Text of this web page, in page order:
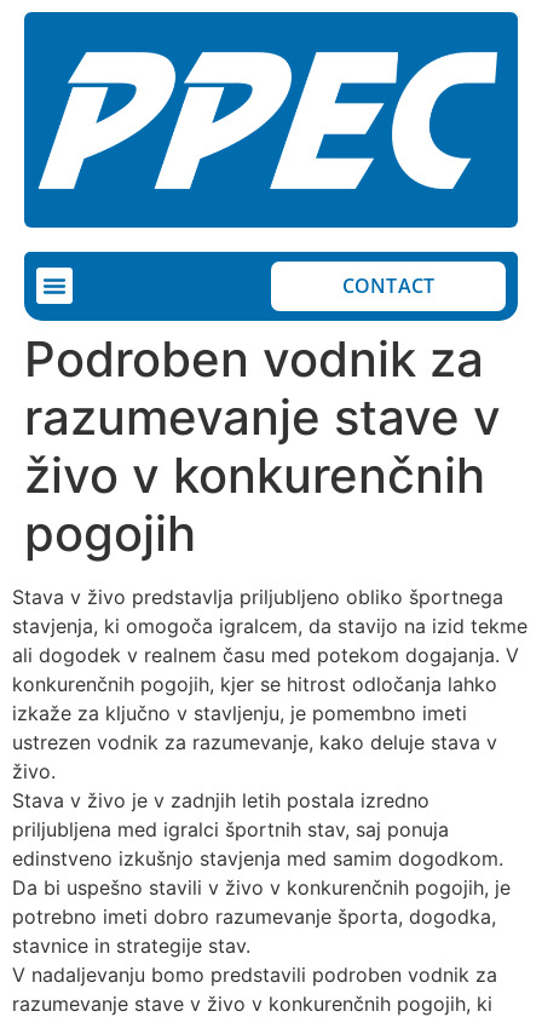
CONTACT
Podroben vodnik za
razumevanje stave v
živo v konkurenčnih
pogojih
Stava v živo predstavlja priljubljeno obliko športnega
stavjenja, ki omogoča igralcem, da stavijo na izid tekme
ali dogodek v realnem času med potekom dogajanja. V
konkurenčnih pogojih, kjer se hitrost odločanja lahko
izkaže za ključno v stavljenju, je pomembno imeti
ustrezen vodnik za razumevanje, kako deluje stava v
živo.
Stava v živo je v zadnjih letih postala izredno
priljubljena med igralci športnih stav, saj ponuja
edinstveno izkušnjo stavjenja med samim dogodkom.
Da bi uspešno stavili v živo v konkurenčnih pogojih, je
potrebno imeti dobro razumevanje športa, dogodka,
stavnice in strategije stav.
V nadaljevanju bomo predstavili podroben vodnik za
razumevanje stave v živo v konkurenčnih pogojih, ki